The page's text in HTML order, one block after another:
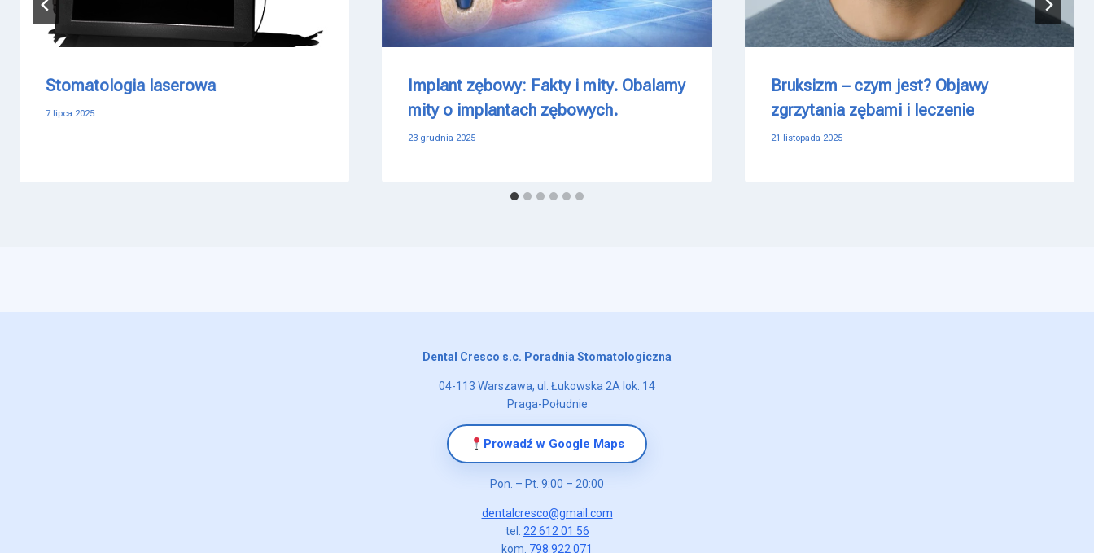
Stomatologia laserowa
7 lipca 2025
Implant zębowy: Fakty i mity. Obalamy
mity o implantach zębowych.
23 grudnia 2025
Bruksizm – czym jest? Objawy
zgrzytania zębami i leczenie
21 listopada 2025
Dental Cresco s.c. Poradnia Stomatologiczna
04-113 Warszawa, ul. Łukowska 2A lok. 14
Praga-Południe
Prowadź w Google Maps
Pon. – Pt. 9:00 – 20:00
dentalcresco@gmail.com
tel. 22 612 01 56
kom. 798 922 071